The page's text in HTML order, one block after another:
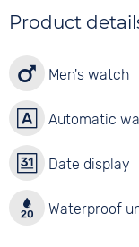
Product
Men's watch
Automatic
Date display
Waterproof